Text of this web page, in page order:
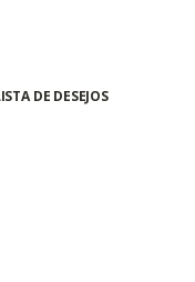
DE DESEJOS